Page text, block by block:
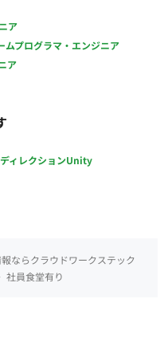
ア
ムプログラマ・エンジニア
ア
ィレクションUnity
ならクラウドワークステック
社員食堂有り